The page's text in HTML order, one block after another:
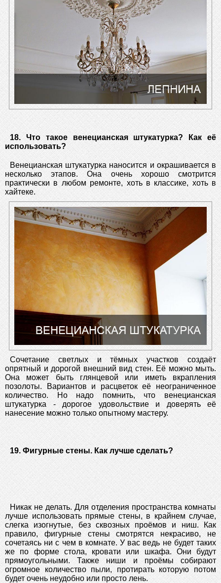
18. Что такое венецианская штукатурка? Как её
использовать?
Венецианская штукатурка наносится и окрашивается в
несколько этапов. Она очень хорошо смотрится
практически в любом ремонте, хоть в классике, хоть в
хайтеке.
Сочетание светлых и тёмных участков создаёт
опрятный и дорогой внешний вид стен. Её можно мыть.
Она может быть глянцевой или иметь вкрапления
позолоты. Вариантов и расцветок её неограниченное
количество. Но надо помнить, что венецианская
штукатурка - дорогое удовольствие и доверять её
нанесение можно только опытному мастеру.
19. Фигурные стены. Как лучше сделать?
Никак не делать. Для отделения пространства комнаты
лучше использовать прямые стены, в крайнем случае,
слегка изогнутые, без сквозных проёмов и ниш. Как
правило, фигурные стены смотрятся некрасиво, не
сочетаясь ни с чем в комнате. У вас ведь не будет таких
же по форме стола, кровати или шкафа. Они будут
прямоугольными. Также ниши и проёмы собирают
огромное количество пыли, протирать которую потом
будет очень неудобно или просто лень.